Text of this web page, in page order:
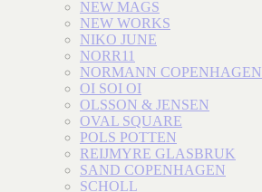
NEW MAGS
NEW WORKS
NIKO JUNE
NORR11
NORMANN COPENHAGEN
OI SOI OI
OLSSON & JENSEN
OVAL SQUARE
POLS POTTEN
REIJMYRE GLASBRUK
SAND COPENHAGEN
SCHOLL